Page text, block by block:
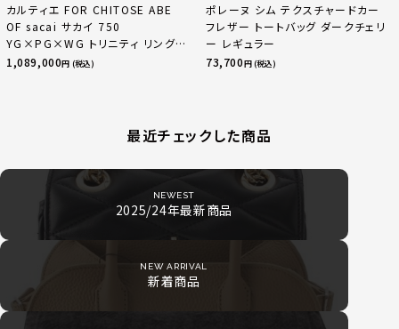
カルティエ FOR CHITOSE ABE
OF sacai サカイ 750
YG×PG×WG トリニティ リング
指輪 マルチカラー 50 51 52
1,089,000円 (税込)
ポレーヌ シム テクスチャードカー
フレザー トートバッグ ダークチェリ
ー レギュラー
73,700円 (税込)
最近チェックした商品
NEWEST
2025/24年最新商品
NEW ARRIVAL
新着商品